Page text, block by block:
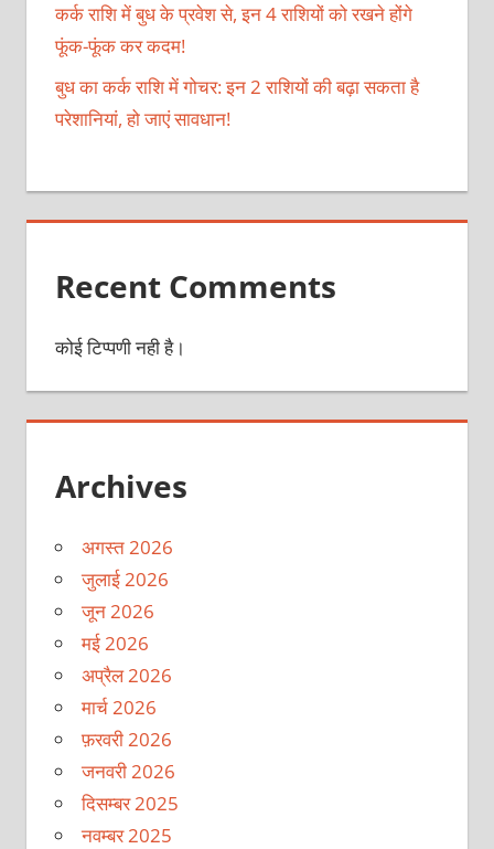
कर्क राशि में बुध के प्रवेश से, इन 4 राशियों को रखने होंगे
फूंक-फूंक कर कदम!
बुध का कर्क राशि में गोचर: इन 2 राशियों की बढ़ा सकता है
परेशानियां, हो जाएं सावधान!
Recent Comments
कोई टिप्पणी नही है।
Archives
अगस्त 2026
जुलाई 2026
जून 2026
मई 2026
अप्रैल 2026
मार्च 2026
फ़रवरी 2026
जनवरी 2026
दिसम्बर 2025
नवम्बर 2025